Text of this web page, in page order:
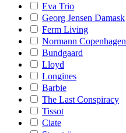
Eva Trio
Georg Jensen Damask
Ferm Living
Normann Copenhagen
Bundgaard
Lloyd
Longines
Barbie
The Last Conspiracy
Tissot
Ciate